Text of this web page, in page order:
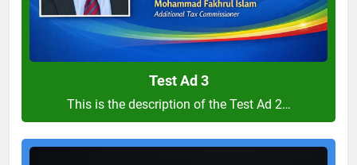
Test Ad 3
This is the description of the Test Ad 2…